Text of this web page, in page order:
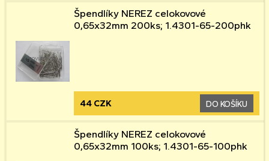
Špendlíky NEREZ celokovové
0,65x32mm 200ks; 1.4301-65-200phk
44 CZK DO KOŠÍKU
Špendlíky NEREZ celokovové
0,65x32mm 100ks; 1.4301-65-100phk